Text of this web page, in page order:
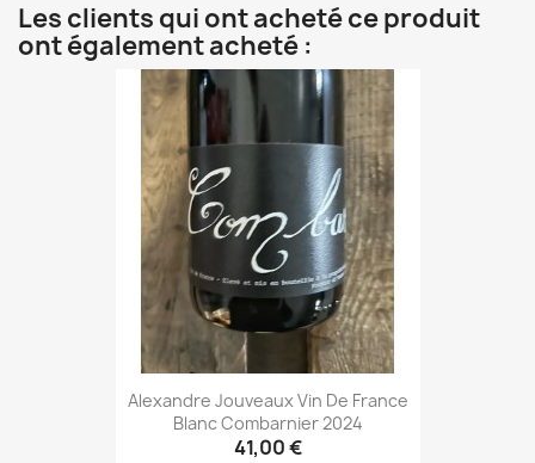
Les clients qui ont acheté ce produit
ont également acheté :
Alexandre Jouveaux Vin De France
Blanc Combarnier 2024
41,00 €